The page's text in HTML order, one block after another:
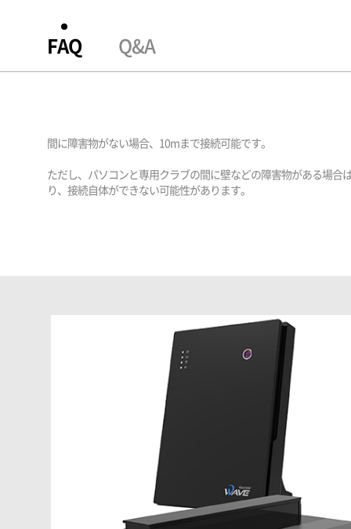
FAQ Q&A
間に障害物がない場合、10mまで接続可能です。
ただし、パソコンと専用クラブの間に壁などの障害物がある場合
り、接続自体ができない可能性があります。